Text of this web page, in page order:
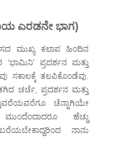
ಎರಡನೇ ಭಾಗ)
ಮುಖ್ಯ ಕಲಾಪ ಹಿಂದಿನ
ಪ್ರದರ್ಶನ ಮತ್ತು
ಸಕಾಲಕ್ಕೆ ತಲಪಿಕೊಂಡೆವು.
ಚರ್ಚೆ, ಪ್ರದರ್ಶನ ಮತ್ತು
ಚೆನ್ನಾಗಿಯೇ
ಹೆಚ್ಚು
ನಾನು